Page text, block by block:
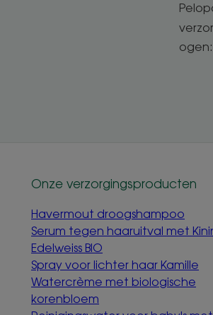
Onze verzorgingsproducten
Havermout droogshampoo
Serum tegen haaruitval met
Edelweiss BIO
Spray voor lichter haar Kamille
Watercrème met biologische
korenbloem